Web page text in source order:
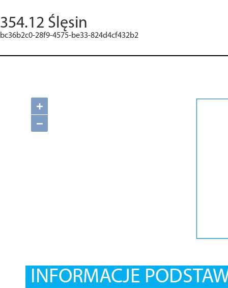
354.12 Ślęsin
bc36b2c0-28f9-4575-be33-824d4cf432b2
+
−
INFORMACJE